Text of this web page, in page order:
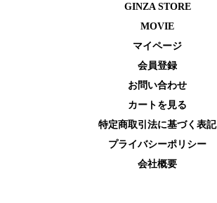
GINZA STORE
MOVIE
マイページ
会員登録
お問い合わせ
カートを⾒る
特定商取引法に基づく表記
プライバシーポリシー
会社概要